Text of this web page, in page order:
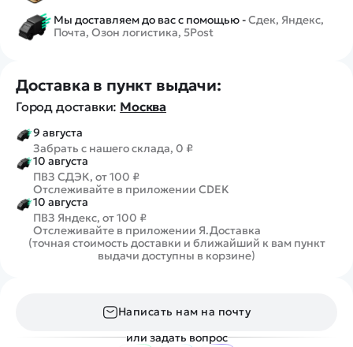
Мы доставляем до вас с помощью -Сдек, Яндекс,
Почта, Озон логистика, 5Post
Доставка в пункт выдачи:
Город доставки: Москва
9 августа
Забрать с нашего склада, 0 ₽
10 августа
ПВЗ СДЭК, от 100 ₽
Отслеживайте в приложении CDEK
10 августа
ПВЗ Яндекс, от 100 ₽
Отслеживайте в приложении Я.Доставка
(точная стоимость доставки и ближайший к вам пункт
выдачи доступны в корзине)
Написать нам на почту
или задать вопрос